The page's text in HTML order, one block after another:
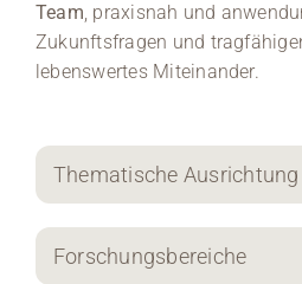
Team, praxisnah und
Zukunftsfragen und
lebenswertes Miteinander.
Thematische
Forschungsbereiche